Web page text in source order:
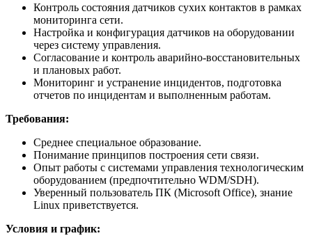
Контроль состояния датчиков сухих контактов в рамках
мониторинга сети.
Настройка и конфигурация датчиков на оборудовании
через систему управления.
Согласование и контроль аварийно-восстановительных
и плановых работ.
Мониторинг и устранение инцидентов, подготовка
отчетов по инцидентам и выполненным работам.
Требования:
Среднее специальное образование.
Понимание принципов построения сети связи.
Опыт работы с системами управления технологическим
оборудованием (предпочтительно WDM/SDH).
Уверенный пользователь ПК (Microsoft Office), знание
Linux приветствуется.
Условия и график: